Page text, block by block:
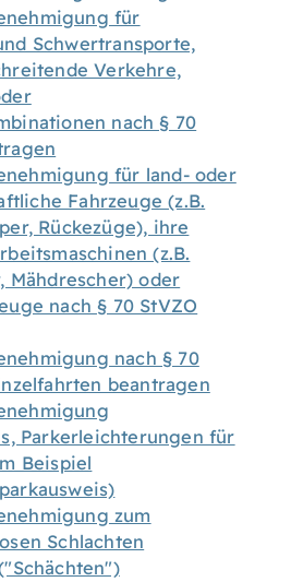
für
Schwertransporte,
Verkehre,
nach § 70
für land- oder
Fahrzeuge (z.B.
Rückezüge), ihre
(z.B.
Mähdrescher) oder
nach § 70 StVZO
nach § 70
beantragen
Parkerleichterungen für
Beispiel
zum
Schlachten